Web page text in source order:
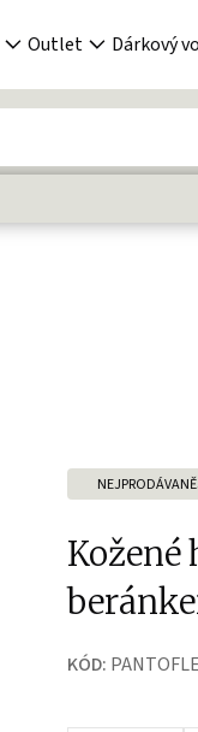
Outlet Dárkový
Kožené
KÓD: